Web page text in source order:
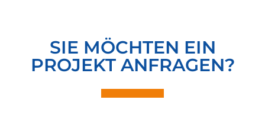
SIE MÖCHTEN EIN
PROJEKT ANFRAGEN?